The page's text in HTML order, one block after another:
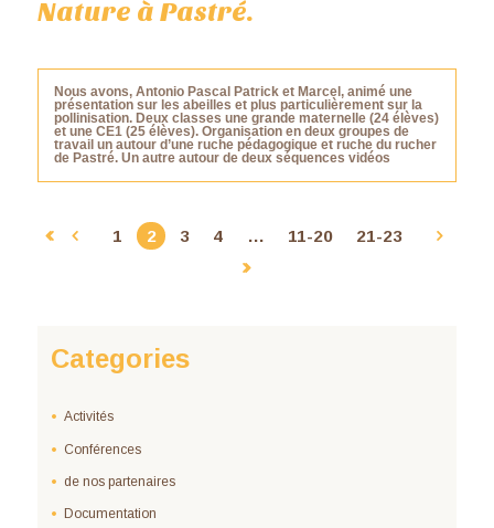
Nature à Pastré.
Nous avons, Antonio Pascal Patrick et Marcel, animé une
présentation sur les abeilles et plus particulièrement sur la
pollinisation. Deux classes une grande maternelle (24 élèves)
et une CE1 (25 élèves). Organisation en deux groupes de
travail un autour d’une ruche pédagogique et ruche du rucher
de Pastré. Un autre autour de deux séquences vidéos
1 2 3 4 … 11-20 21-23
Categories
Activités
Conférences
de nos partenaires
Documentation